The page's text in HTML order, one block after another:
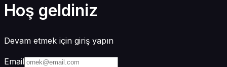
Hoş geldiniz
Devam etmek için giriş yapın
Email